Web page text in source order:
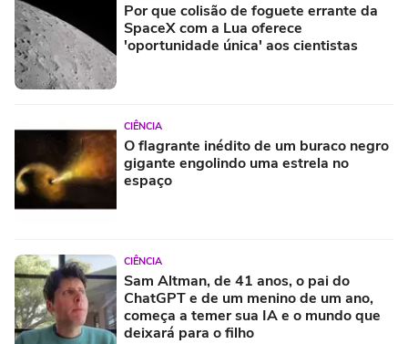
Por que colisão de foguete errante da
SpaceX com a Lua oferece
'oportunidade única' aos cientistas
CIÊNCIA
O flagrante inédito de um buraco negro
gigante engolindo uma estrela no
espaço
CIÊNCIA
Sam Altman, de 41 anos, o pai do
ChatGPT e de um menino de um ano,
começa a temer sua IA e o mundo que
deixará para o filho